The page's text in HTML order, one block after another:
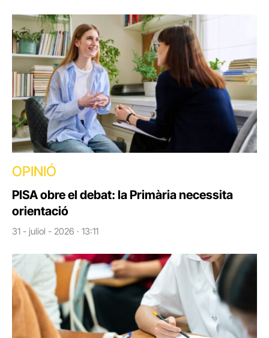
OPINIÓ
PISA obre el debat: la Primària necessita
orientació
31 - juliol - 2026 · 13:11